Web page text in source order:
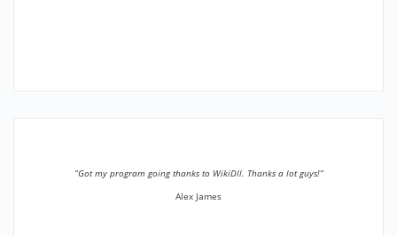
”Got my program going thanks to WikiDll. Thanks a lot guys!”
Alex James